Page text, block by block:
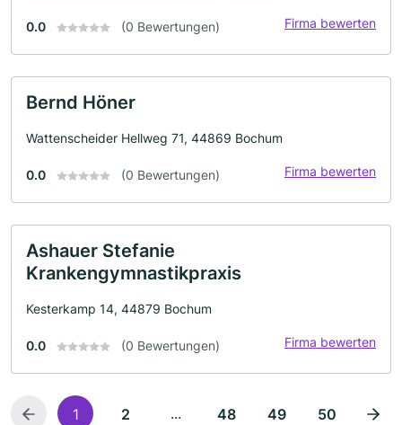
0.0 (0 Bewertungen) Firma bewerten
Bernd Höner
Wattenscheider Hellweg 71, 44869 Bochum
0.0 (0 Bewertungen) Firma bewerten
Ashauer Stefanie
Krankengymnastikpraxis
Kesterkamp 14, 44879 Bochum
0.0 (0 Bewertungen) Firma bewerten
1 2 ... 48 49 50